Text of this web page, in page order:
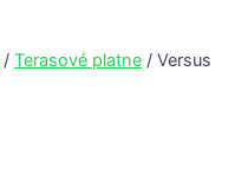
/ Terasové platne / Versus